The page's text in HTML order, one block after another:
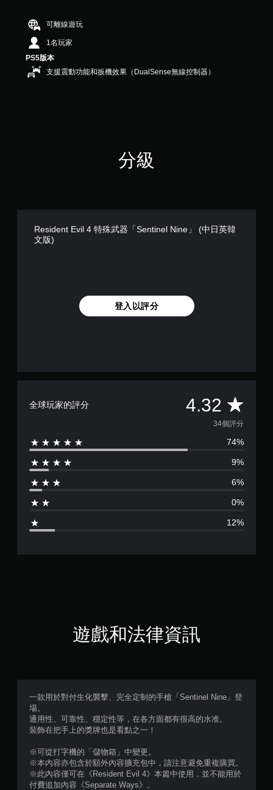
顆
星
）
，
共
3
可離線遊玩
1名玩家
PS5版本
支援震動功能和扳機效果（DualSense無線控制器）
分級
Resident Evil 4 特殊武器「Sentinel Nine」 (中日英韓
文版)
登入以評分
全球玩家的評分 4.32 平
均
評
分
4
3
分
5
星
34個評分
74%
9%
6%
0%
12%
遊戲和法律資訊
一款用於對付生化襲擊、完全定制的手槍「Sentinel Nine」登
場。
通用性、可靠性、穩定性等，在各方面都有很高的水准。
裝飾在把手上的獎牌也是看點之一！
※可從打字機的「儲物箱」中變更。
※本內容亦包含於額外內容擴充包中，請注意避免重複購買。
※此內容僅可在《Resident Evil 4》本篇中使用，並不能用於
付費追加內容《Separate Ways》。